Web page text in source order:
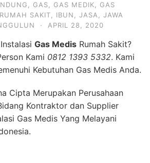
GAS GAS MEDIK
GAS
SAKIT IBUN JASA
JAWA
· APRIL 28, 2020
Gas Medis Rumah Sakit?
Kami 0812 1393 5332. Kami
Kebutuhan Gas Medis Anda.
Cipta Merupakan Perusahaan
Kontraktor dan Supplier
Gas Medis Yang Melayani